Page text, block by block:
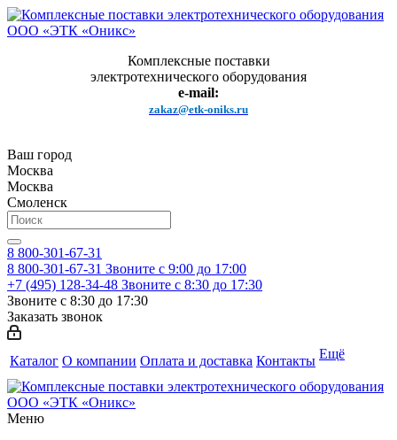
Комплексные поставки
электротехнического оборудования
e-mail:
zakaz@etk-oniks.ru
Ваш город
Москва
Москва
Смоленск
8 800-301-67-31
8 800-301-67-31 Звоните с 9:00 до 17:00
+7 (495) 128-34-48 Звоните с 8:30 до 17:30
Звоните с 8:30 до 17:30
Заказать звонок
Каталог О компании Оплата и доставка Контакты Ещё
Меню